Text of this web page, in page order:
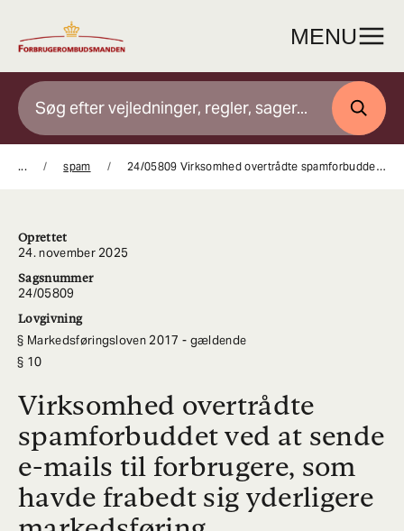
indhold
MENU
SØG
... spam 24/05809 Virksomhed overtrådte spamforbuddet ved at sende e-mails til forbrugere, som havde frabedt sig yderligere markedsføring
Oprettet
24. november 2025
Sagsnummer
24/05809
Lovgivning
Markedsføringsloven 2017 - gældende
10
Virksomhed overtrådte
spamforbuddet ved at sende
e-mails til forbrugere, som
havde frabedt sig yderligere